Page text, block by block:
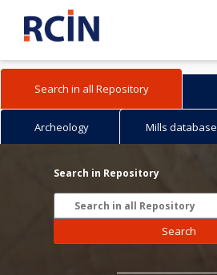
Search in all Repository
Archeology Mills database
Search in Repository
Search